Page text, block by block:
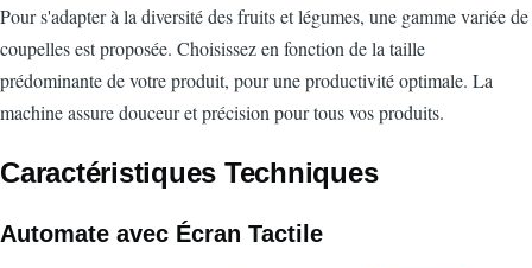
Pour s'adapter à la diversité des fruits et légumes, une gamme variée de
coupelles est proposée. Choisissez en fonction de la taille
prédominante de votre produit, pour une productivité optimale. La
machine assure douceur et précision pour tous vos produits.
Caractéristiques Techniques
Automate avec Écran Tactile